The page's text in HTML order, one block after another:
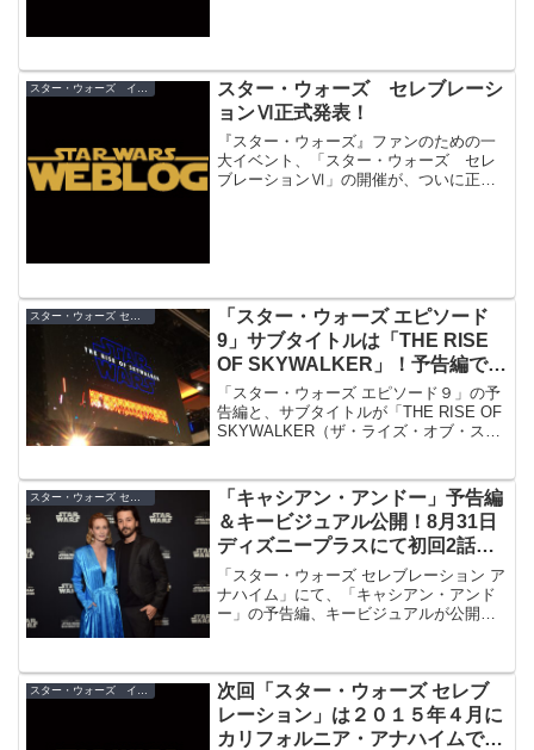
スター・ウォーズ イベント
スター・ウォーズ セレブレーシ
ョンⅥ正式発表！
『スター・ウォーズ』ファンのための一
大イベント、「スター・ウォーズ セレ
ブレーションⅥ」の開催が、ついに正式
「スター・ウォーズ エピソード
9」サブタイトルは「THE RISE
OF SKYWALKER」！予告編で熱
狂のセレブレーション現地レポー
ト
「スター・ウォーズ エピソード９」の予
告編と、サブタイトルが「THE RISE OF
SKYWALKER（ザ・ライズ・オブ・スカ
現地レポート！
スター・ウォーズ セレブレーション
「キャシアン・アンドー」予告編
＆キービジュアル公開！8月31日
ディズニープラスにて初回2話が
配信開始
「スター・ウォーズ セレブレーション ア
ナハイム」にて、「キャシアン・アンド
ー」の予告編、キービジュアルが公開！
次回「スター・ウォーズ セレブ
レーション」は２０１５年４月に
カリフォルニア・アナハイムで開